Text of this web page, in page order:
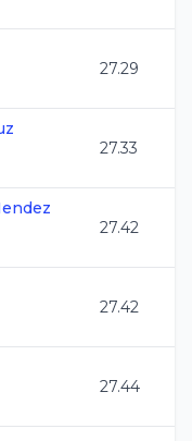
27.29
27.33
27.42
27.42
27.44